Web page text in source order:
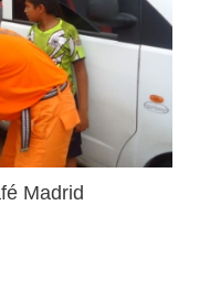
Madrid